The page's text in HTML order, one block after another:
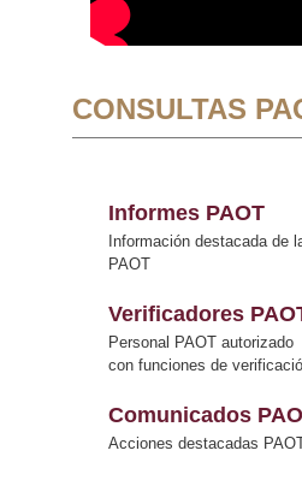
CONSULTAS
Informes PAOT
Información destacada de
PAOT
Verificadores
Personal PAOT autorizado
con funciones de
Comunicados
Acciones destacadas